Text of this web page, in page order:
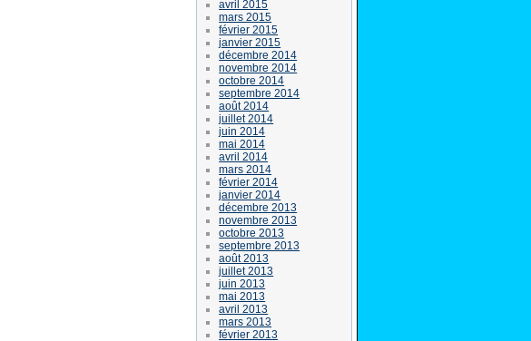
avril 2015
mars 2015
février 2015
janvier 2015
décembre 2014
novembre 2014
octobre 2014
septembre 2014
août 2014
juillet 2014
juin 2014
mai 2014
avril 2014
mars 2014
février 2014
janvier 2014
décembre 2013
novembre 2013
octobre 2013
septembre 2013
août 2013
juillet 2013
juin 2013
mai 2013
avril 2013
mars 2013
février 2013